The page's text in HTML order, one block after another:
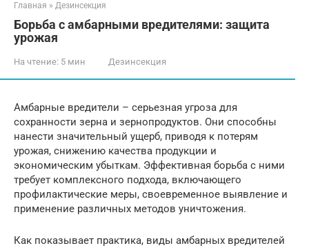
Главная » Дезинсекция
Борьба с амбарными вредителями: защита
урожая
На чтение: 5 мин Дезинсекция
Амбарные вредители – серьезная угроза для
сохранности зерна и зернопродуктов. Они способны
нанести значительный ущерб, приводя к потерям
урожая, снижению качества продукции и
экономическим убыткам. Эффективная борьба с ними
требует комплексного подхода, включающего
профилактические меры, своевременное выявление и
применение различных методов уничтожения.
Как показывает практика, виды амбарных вредителей